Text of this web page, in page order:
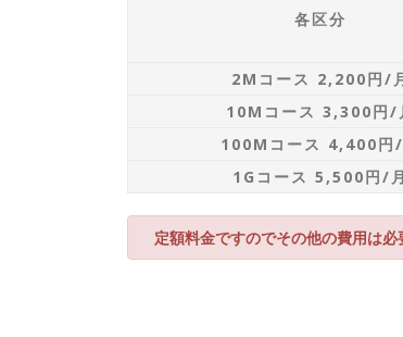
各区分
2Mコース 2,200円/
10Mコース 3,300円/
100Mコース 4,400円/
1Gコース 5,500円/月
定額料金ですのでその他の費用は